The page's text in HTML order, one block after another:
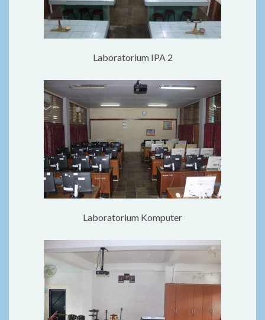
Laboratorium IPA 2
Laboratorium Komputer